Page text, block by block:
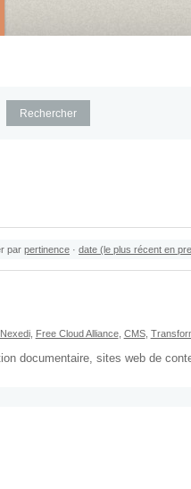
par pertinence · date (le plus récent en
Nexedi, Free Cloud Alliance, CMS,
documentaire, sites web de